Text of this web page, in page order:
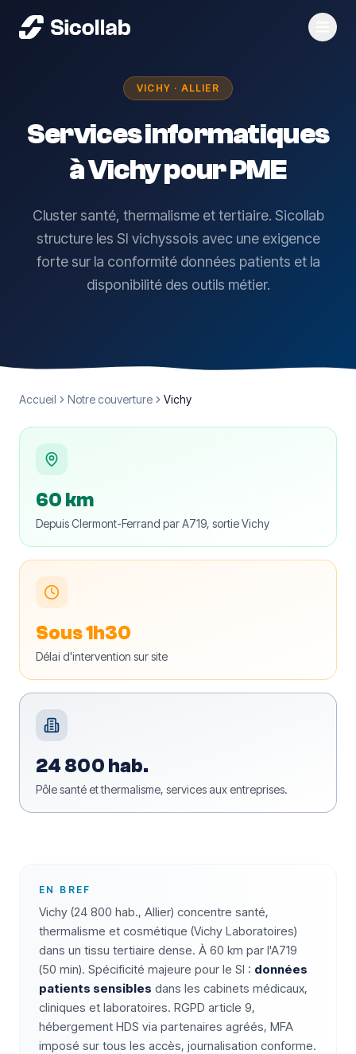
Menu
VICHY · ALLIER
Services informatiques
à Vichy pour PME
Cluster santé, thermalisme et tertiaire. Sicollab
structure les SI vichyssois avec une exigence
forte sur la conformité données patients et la
disponibilité des outils métier.
Accueil Notre couverture Vichy
60 km
Depuis Clermont-Ferrand par A719, sortie Vichy
Sous 1h30
Délai d'intervention sur site
24 800 hab.
Pôle santé et thermalisme, services aux entreprises.
EN BREF
Vichy (24 800 hab., Allier) concentre santé,
thermalisme et cosmétique (Vichy Laboratoires)
dans un tissu tertiaire dense. À 60 km par l'A719
(50 min). Spécificité majeure pour le SI : données
patients sensibles dans les cabinets médicaux,
cliniques et laboratoires. RGPD article 9,
hébergement HDS via partenaires agréés, MFA
imposé sur tous les accès, journalisation conforme.